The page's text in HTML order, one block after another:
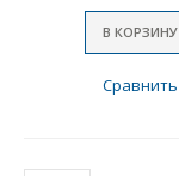
В КОРЗИНУ
Сравнить